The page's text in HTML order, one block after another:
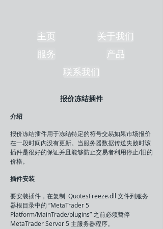
主页
关于我们
服务
产品
联系我们
报价冻结插件
介绍
报价冻结插件用于冻结特定的符号交易如果市场报价
在一段时间内没有更新。当服务器数据传送失败时该
插件是很好的保证并且能够防止交易者利用停止/旧的
价格。
插件安装
要安装插件，在复制 QuotesFreeze.dll 文件到服务
器根目录中的 “MetaTrader 5
Platform/MainTrade/plugins” 之前必须暂停
MetaTrader Server 5 主服务器程序。